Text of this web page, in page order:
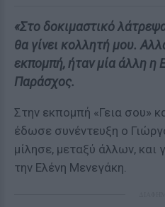
«Στο δοκιμαστικό
θα γίνει κολλητή μου.
εκπομπή, ήταν μία άλλη η
Παράσχος.
Στην εκπομπή «Γεια σου»
έδωσε συνέντευξη ο
μίλησε, μεταξύ άλλων, και
την Ελένη Μενεγάκη.